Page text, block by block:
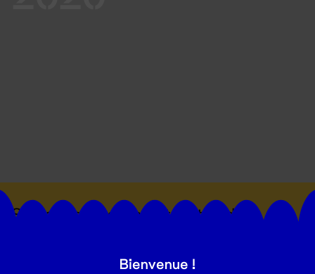
Suivez toutes les actualités du
Bienvenue !